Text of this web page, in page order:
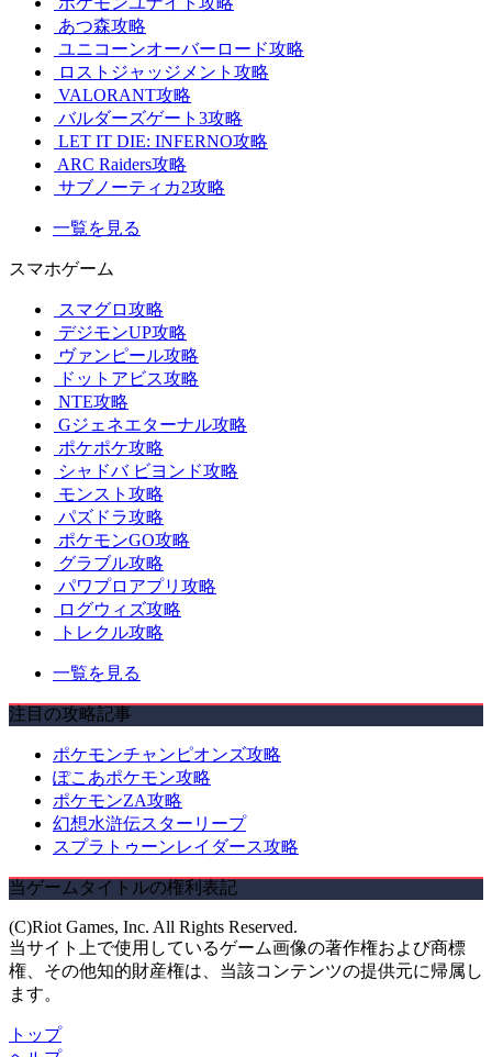
あつ森攻略
ユニコーンオーバーロード攻略
ロストジャッジメント攻略
VALORANT攻略
バルダーズゲート3攻略
LET IT DIE: INFERNO攻略
ARC Raiders攻略
サブノーティカ2攻略
一覧を見る
スマホゲーム
スマグロ攻略
デジモンUP攻略
ヴァンピール攻略
ドットアビス攻略
NTE攻略
Gジェネエターナル攻略
ポケポケ攻略
シャドバ ビヨンド攻略
モンスト攻略
パズドラ攻略
ポケモンGO攻略
グラブル攻略
パワプロアプリ攻略
ログウィズ攻略
トレクル攻略
一覧を見る
注目の攻略記事
ポケモンチャンピオンズ攻略
ぽこあポケモン攻略
ポケモンZA攻略
幻想水滸伝スターリープ
スプラトゥーンレイダース攻略
当ゲームタイトルの権利表記
(C)Riot Games, Inc. All Rights Reserved.
当サイト上で使用しているゲーム画像の著作権および商標
権、その他知的財産権は、当該コンテンツの提供元に帰属し
ます。
トップ